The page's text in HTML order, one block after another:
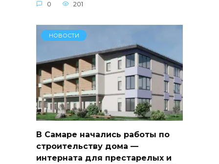
0 201
НОВОСТИ
В Самаре начались работы по
строительству дома —
интерната для престарелых и